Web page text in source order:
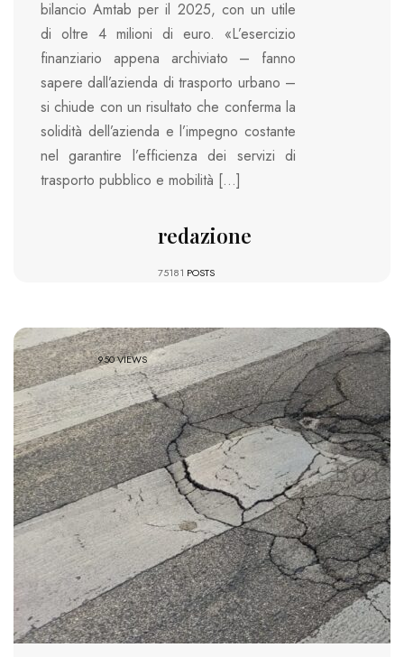
bilancio Amtab per il 2025, con un utile
di oltre 4 milioni di euro. «L’esercizio
finanziario appena archiviato – fanno
sapere dall’azienda di trasporto urbano –
si chiude con un risultato che conferma la
solidità dell’azienda e l’impegno costante
nel garantire l’efficienza dei servizi di
trasporto pubblico e mobilità […]
redazione
75181 POSTS
950 VIEWS